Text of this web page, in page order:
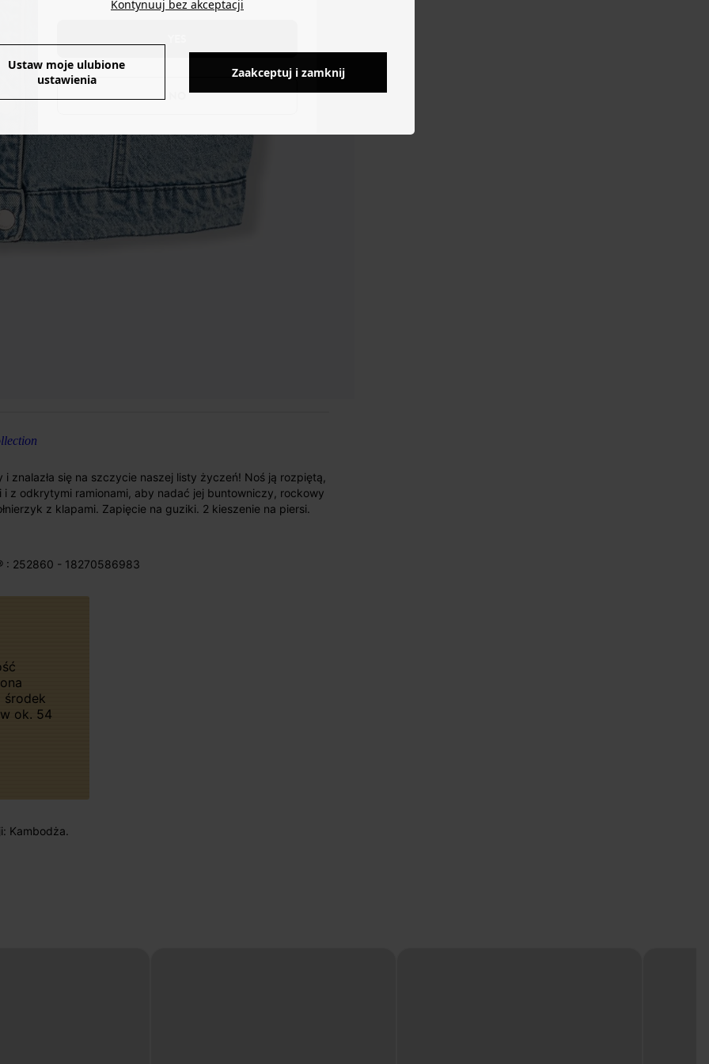
się na szczycie naszej listy życzeń! Noś ją rozpiętą,
z odkrytymi ramionami, aby nadać jej buntowniczy, rockowy
z klapami. Zapięcie na guziki. 2 kieszenie na piersi.
: 252860 - 18270586983
środek
ok. 54
Kambodża.
Kontynuuj bez akceptacji
Ustaw moje ulubione
ustawienia
Zaakceptuj i zamknij